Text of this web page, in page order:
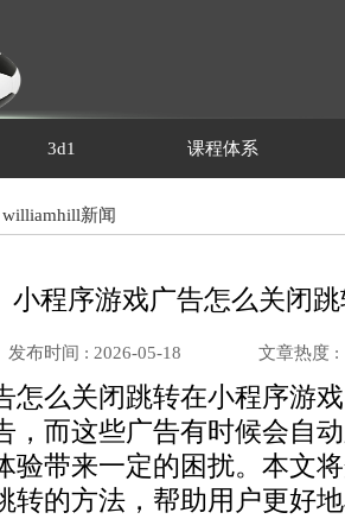
3d1 课程体系
williamhill新闻
小程序游戏广告怎么关闭
发布时间 : 2026-05-18 文章热度 :
怎么关闭跳转在小程序游
，而这些广告有时候会自
验带来一定的困扰。本文
转的方法，帮助用户更好